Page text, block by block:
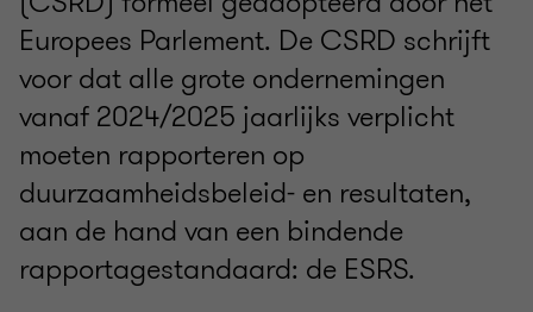
Europees Parlement. De CSRD schrijft
voor dat alle grote ondernemingen
vanaf 2024/2025 jaarlijks verplicht
moeten rapporteren op
duurzaamheidsbeleid- en resultaten,
aan de hand van een bindende
rapportagestandaard: de ESRS.